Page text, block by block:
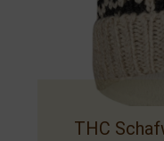
THC